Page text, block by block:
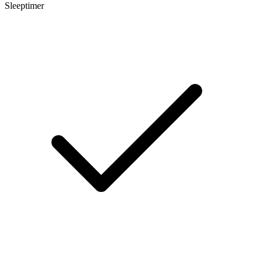
Sleeptimer